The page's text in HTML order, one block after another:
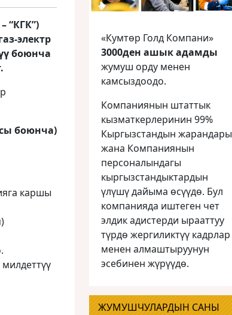
“КГК”)
электр
боюнча
боюнча)
каршы
«Кумтөр Голд Компани»
3000ден ашык адамды
жумуш орду менен
камсыздоодо.
Компаниянын штаттык
кызматкерлеринин 99%
Кыргызстандын жарандары
жана Компаниянын
персоналындагы
кыргызстандыктардын
үлүшү дайыма өсүүдө. Бул
компанияда иштеген чет
элдик адистерди ырааттуу
түрдө жергиликтүү кадрлар
менен алмаштыруунун
эсебинен жүрүүдө.
ЖУМУШЧУЛАРДЫН САНЫ